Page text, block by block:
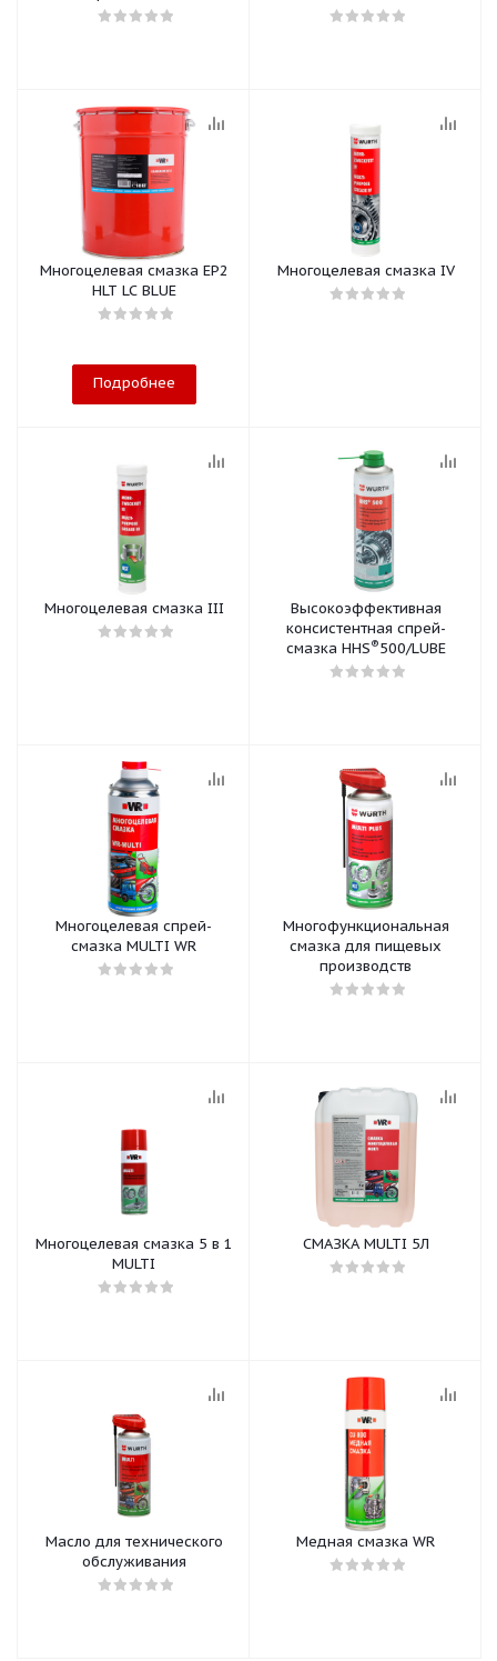
Многоцелевая смазка EP2
HLT LC BLUE
Подробнее
Многоцелевая смазка IV
Многоцелевая смазка III
Высокоэффективная
консистентная спрей-
смазка HHS®500/LUBE
Многоцелевая спрей-
смазка MULTI WR
Многофункциональная
смазка для пищевых
производств
Многоцелевая смазка 5 в 1
MULTI
СМАЗКА MULTI 5Л
Масло для технического
обслуживания
Медная смазка WR